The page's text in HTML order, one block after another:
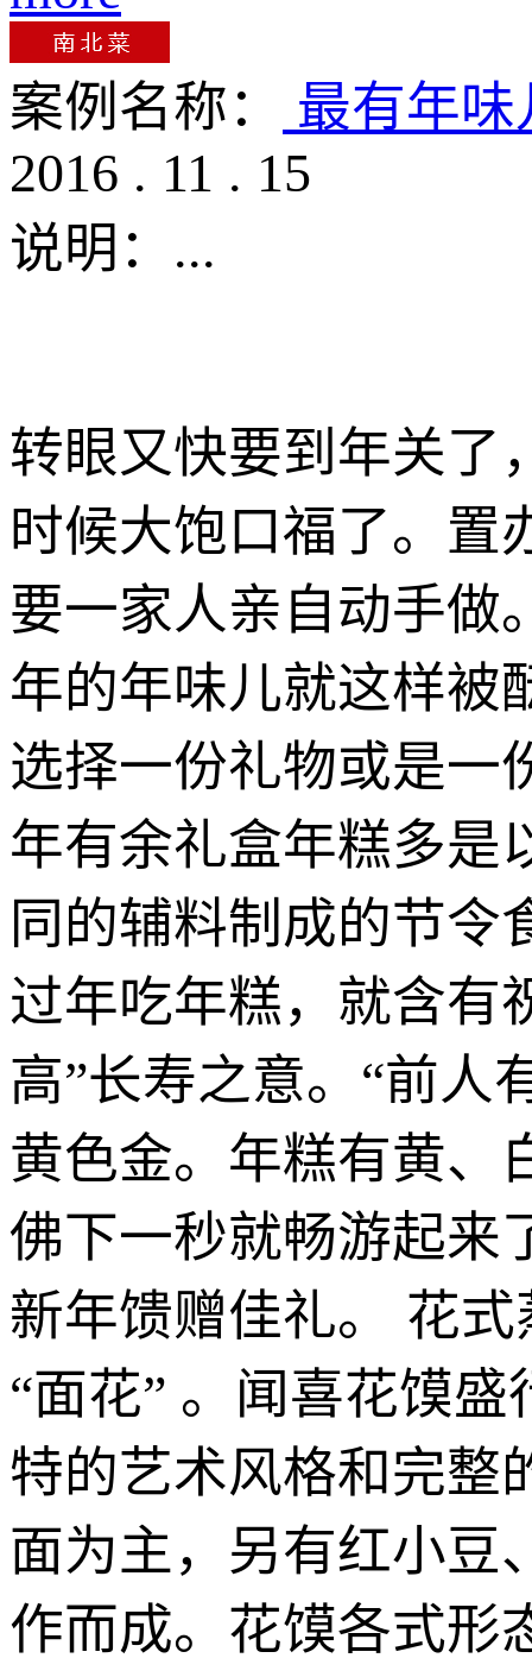
案例名称：
最有年
2016 . 11 . 15
说明： ...
转眼又快要到年关了
时候大饱口福了。置
要一家人亲自动手
年的年味儿就这样被
选择一份礼物或是一
年有余礼盒年糕多是
同的辅料制成的节
过年吃年糕，就含有
高”长寿之意。“前人
黄色金。年糕有黄、
佛下一秒就畅游起来
新年馈赠佳礼。 花
“面花” 。闻喜花馍
特的艺术风格和完整
面为主，另有红小豆
作而成。花馍各式形